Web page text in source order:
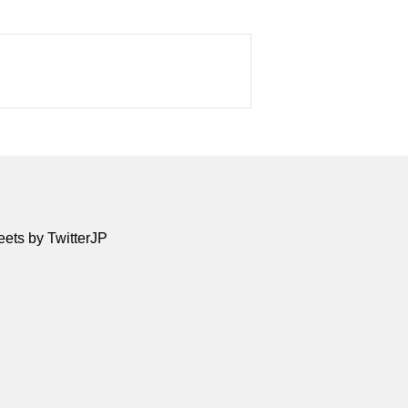
by TwitterJP